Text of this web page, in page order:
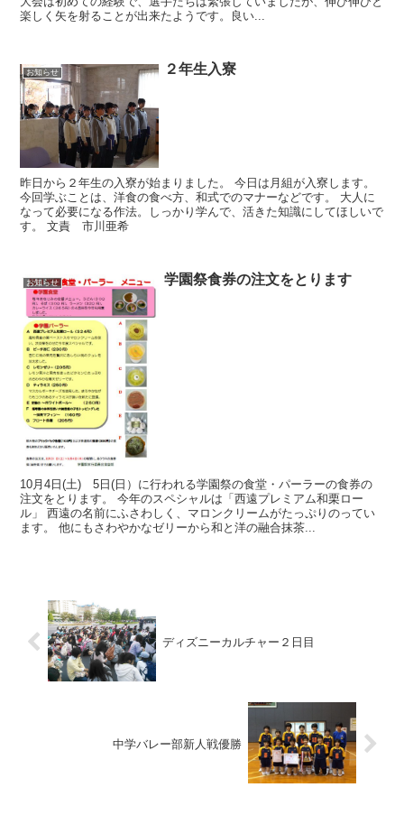
楽しく矢を射ることが出来たようです。良い...
お知らせ ２年生入寮
昨日から２年生の入寮が始まりました。 今日は月組が入寮します。
今回学ぶことは、洋食の食べ方、和式でのマナーなどです。 大人に
なって必要になる作法。しっかり学んで、活きた知識にしてほしいで
す。 文責 市川亜希
お知らせ 学園祭食券の注文をとります
10月4日(土) 5日(日）に行われる学園祭の食堂・パーラーの食券の
注文をとります。 今年のスペシャルは「西遠プレミアム和栗ロー
ル」 西遠の名前にふさわしく、マロンクリームがたっぷりのってい
ます。 他にもさわやかなゼリーから和と洋の融合抹茶...
ディズニーカルチャー２日目
中学バレー部新人戦優勝